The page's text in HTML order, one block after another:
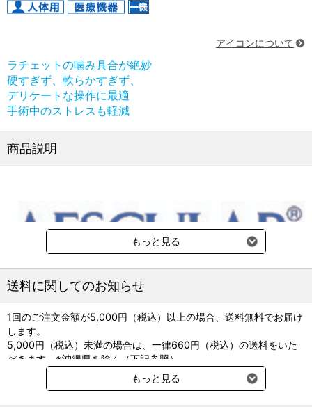
アイコンについて
ラチェットの噛み具合が絶妙
硬すぎず、軟らかすぎず、
デリケートな操作に最適
手術中のストレスも軽減
商品説明
※国外からの取り寄せのためお時間をいただく場合がございま
す。
医療機器許認可番号は製品付属の添付文書を参照下さい。
長くご愛用いただくために。
専用のメンテナンスオイル「ステリリットi」の商品ページでは、
メンテナンス方法をご案内しております。
正しいメンテナンスは、破損、変色、錆びなどの予防につながり
もっと見る
送料に関してのお知らせ
1回のご注文金額が5,000円（税込）以上の場合、送料無料でお届け
します。
5,000円（税込）未満の場合は、一律660円（税込）の送料をいた
だきます。※沖縄県を除く（下記参照）
※2017年11月14日（火）より沖縄県へのお届けにつきましては、1
回のご注文金額（税込）が、30,000円以上で配送無料となります。
もっと見る